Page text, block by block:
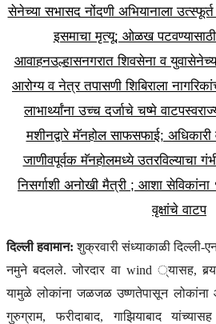
सेनेच्या सभासद नोंदणी अभियानाला उत्स्फूर्त
इसमाचा मृत्यू; ओळख पटवण्यासाठी
आवाहनउल्हासनगरात शिवसेना व
आरोग्य व नेत्र तपासणी शिबिराला
लाभार्थ्यांना उच्च दर्जाचे चष्मे वाटप
मशीनद्वारे मॅनहोल साफसफाई; अधिकारी
जाणीवपूर्वक मॅनहोलमध्ये उतरविल्याचा
निसर्गाशी अनोखी मैत्री ; आशा
वृक्षांचे वाटप
दिल्ली हवामान:शुक्रवारी संध्याकाळी दिल्ली-
नमुने बदलले. जोरदार वा wind ्यासह,
यामुळे लोकांना जळजळ उष्णतेपासून लोकांना
गुरुग्राम, फरीदाबाद, गाझियाबाद